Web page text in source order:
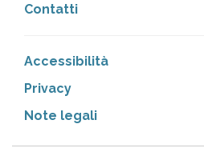
Contatti
Accessibilità
Privacy
Note legali